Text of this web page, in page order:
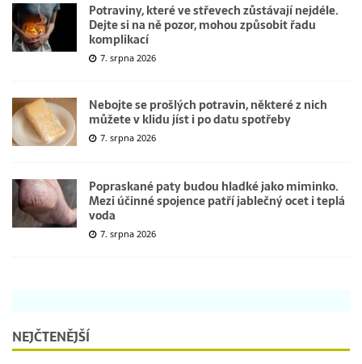
Potraviny, které ve střevech zůstávají nejdéle.
Dejte si na ně pozor, mohou způsobit řadu
komplikací
7. srpna 2026
Nebojte se prošlých potravin, některé z nich
můžete v klidu jíst i po datu spotřeby
7. srpna 2026
Popraskané paty budou hladké jako miminko.
Mezi účinné spojence patří jablečný ocet i teplá
voda
7. srpna 2026
NEJČTENĚJŠÍ